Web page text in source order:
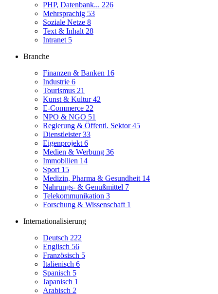
PHP, Datenbank... 226
Mehrsprachig 53
Soziale Netze 8
Text & Inhalt 28
Intranet 5
Branche
Finanzen & Banken 16
Industrie 6
Tourismus 21
Kunst & Kultur42
E-Commerce 22
NPO & NGO 51
Regierung & Öffentl. Sektor45
Dienstleister33
Eigenprojekt 6
Medien & Werbung 36
Immobilien 14
Sport 15
Medizin, Pharma & Gesundheit 14
Nahrungs- & Genußmittel 7
Telekommunikation 3
Forschung & Wissenschaft 1
Internationalisierung
Deutsch 222
Englisch 56
Französisch 5
Italienisch 6
Spanisch 5
Japanisch 1
Arabisch 2